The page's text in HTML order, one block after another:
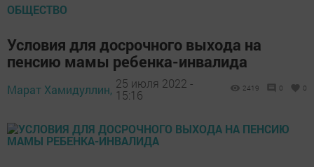
ОБЩЕСТВО
Условия для досрочного выхода на
пенсию мамы ребенка-инвалида
Марат Хамидуллин, 25 июля 2022 -
15:16
2419 0 0